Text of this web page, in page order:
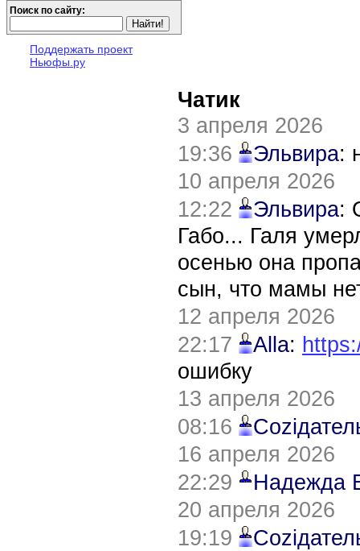
Поиск по сайту:
Поддержать проект
Ньюфы.ру
Чатик
3 апреля 2026
19:36
Эльвира:
10 апреля 2026
12:22
Эльвира:
Габо... Галя
осенью она
сын, что мамы
12 апреля 2026
22:17
Alla:
ошибку
13 апреля 2026
08:16
16 апреля 2026
22:29
Надежда
20 апреля 2026
19:19